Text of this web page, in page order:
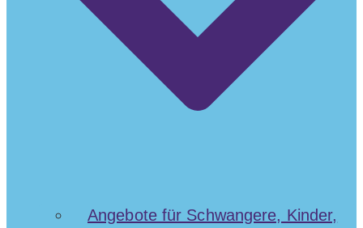
Angebote für Schwangere, Kinder,